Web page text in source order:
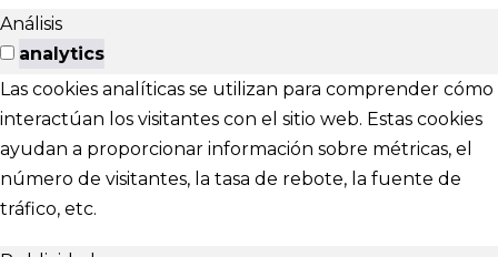
Análisis
analytics
Las cookies analíticas se utilizan para comprender cómo
interactúan los visitantes con el sitio web. Estas cookies
ayudan a proporcionar información sobre métricas, el
número de visitantes, la tasa de rebote, la fuente de
tráfico, etc.